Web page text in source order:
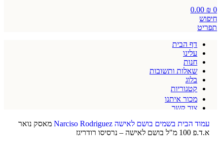
0
0.00 ₪
חיפוש
תפריט
דף הבית
עלינו
חנות
שאלות ותשובות
בלוג
קטגוריות
מכור איתנו
צור קשר
עמוד הבית בשמים בושם לאישה Narciso Rodriguez מאסק נואר
א.ד.פ 100 מ"ל בושם לאישה – נרסיסו רודריגז